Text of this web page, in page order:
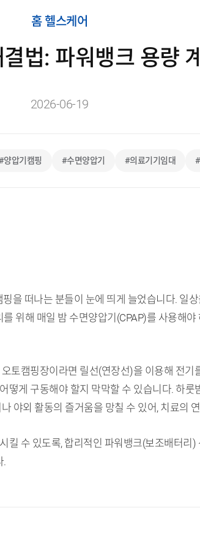
홈 헬스케어
법: 파워뱅크 용량
2026-06-19
양압기캠핑 #수면양압기 #의료기기임대
을 떠나는 분들이 눈에 띄게 늘었습니다. 일
위해 매일 밤 수면양압기(CPAP)를 사용해
토캠핑장이라면 릴선(연장선)을 이용해 전기
떻게 구동해야 할지 막막할 수 있습니다. 하
야외 활동의 즐거움을 망칠 수 있어, 치료의
수 있도록, 합리적인 파워뱅크(보조배터리)
.